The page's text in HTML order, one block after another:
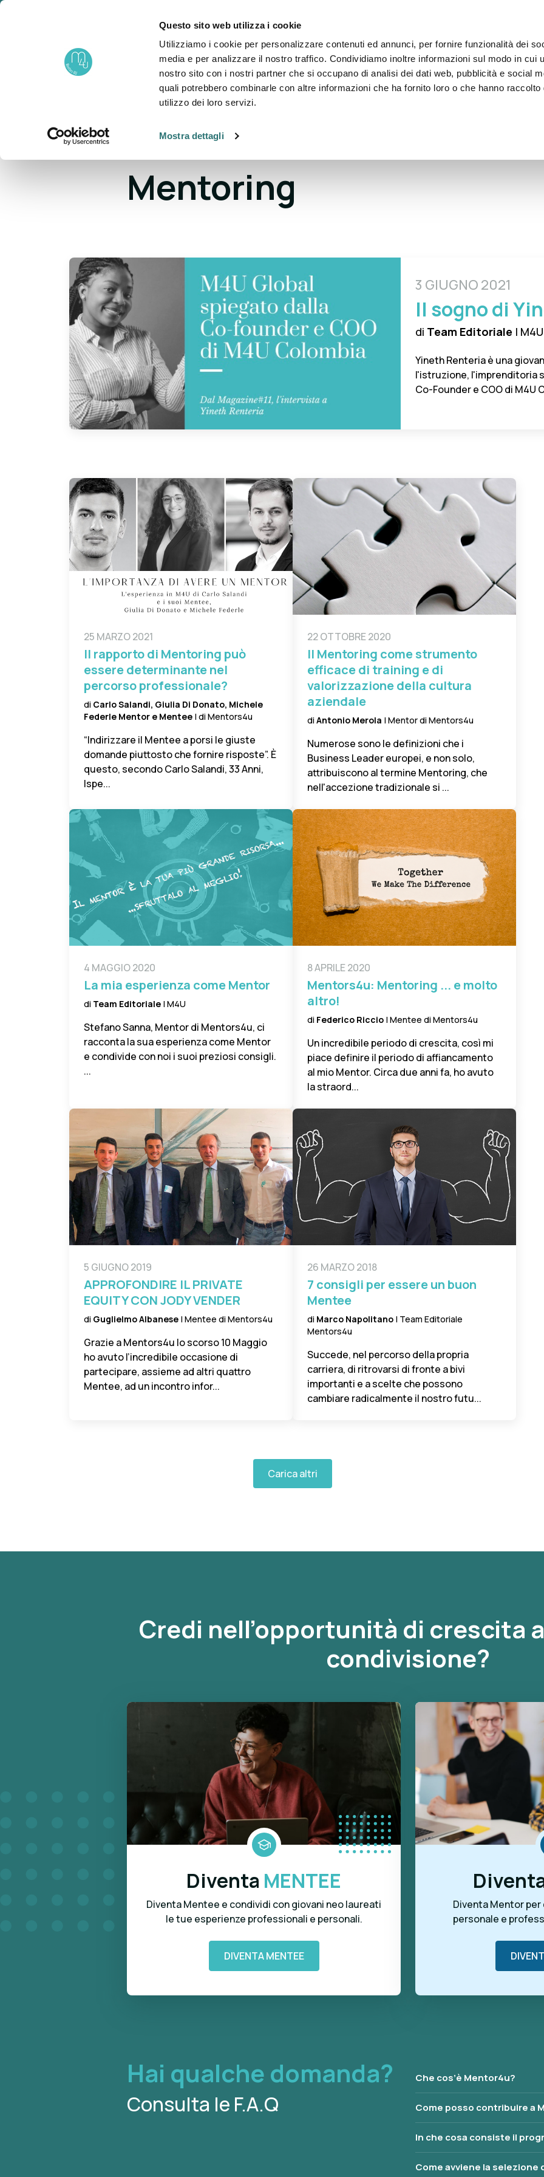
Questo sito web utilizza i cookie
Utilizziamo i cookie per personalizzare contenuti ed annunci, per fornire funzionalità dei
media e per analizzare il nostro traffico. Condividiamo inoltre informazioni sul modo in cui
nostro sito con i nostri partner che si occupano di analisi dei dati web, pubblicità e social
quali potrebbero combinarle con altre informazioni che ha fornito loro o che hanno raccolto
utilizzo dei loro servizi.
Mostra dettagli
un progetto di
Fondazione NOVA
About People Partner Blog Eventi Dona
Mentoring
3 GIUGNO 2021
Il sogno di
di Team Editoriale | M4U
Yineth Renteria è una
l'istruzione, l'imprenditoria
Co-Founder e COO di M4U
25 MARZO 2021
Il rapporto di Mentoring può
essere determinante nel
percorso professionale?
di Carlo Salandi, Giulia Di Donato, Michele
Federle Mentor e Mentee | di Mentors4u
“Indirizzare il Mentee a porsi le giuste
domande piuttosto che fornire risposte”. È
questo, secondo Carlo Salandi, 33 Anni,
Ispe...
22 OTTOBRE 2020
Il Mentoring come strumento
efficace di training e di
valorizzazione della cultura
aziendale
di Antonio Merola | Mentor di Mentors4u
Numerose sono le definizioni che i
Business Leader europei, e non solo,
attribuiscono al termine Mentoring, che
nell'accezione tradizionale si ...
4 MAGGIO 2020
La mia esperienza come Mentor
di Team Editoriale | M4U
Stefano Sanna, Mentor di Mentors4u, ci
racconta la sua esperienza come Mentor
e condivide con noi i suoi preziosi consigli.
...
8 APRILE 2020
Mentors4u: Mentoring ... e molto
altro!
di Federico Riccio | Mentee di Mentors4u
Un incredibile periodo di crescita, così mi
piace definire il periodo di affiancamento
al mio Mentor. Circa due anni fa, ho avuto
la straord...
5 GIUGNO 2019
APPROFONDIRE IL PRIVATE
EQUITY CON JODY VENDER
di Guglielmo Albanese | Mentee di Mentors4u
Grazie a Mentors4u lo scorso 10 Maggio
ho avuto l’incredibile occasione di
partecipare, assieme ad altri quattro
Mentee, ad un incontro infor...
26 MARZO 2018
7 consigli per essere un buon
Mentee
di Marco Napolitano | Team Editoriale
Mentors4u
Succede, nel percorso della propria
carriera, di ritrovarsi di fronte a bivi
importanti e a scelte che possono
cambiare radicalmente il nostro futu...
Carica altri
Credi nell’opportunità di crescita
condivisione?
Diventa MENTEE
Diventa Mentee e condividi con giovani neo laureati
le tue esperienze professionali e personali.
DIVENTA MENTEE
Diventa Mentor
personale e
Hai qualche domanda?
Consulta le F.A.Q
Che cos’è Mentor4u?
Come posso contribuire a
In che cosa consiste il
Come avviene la selezione